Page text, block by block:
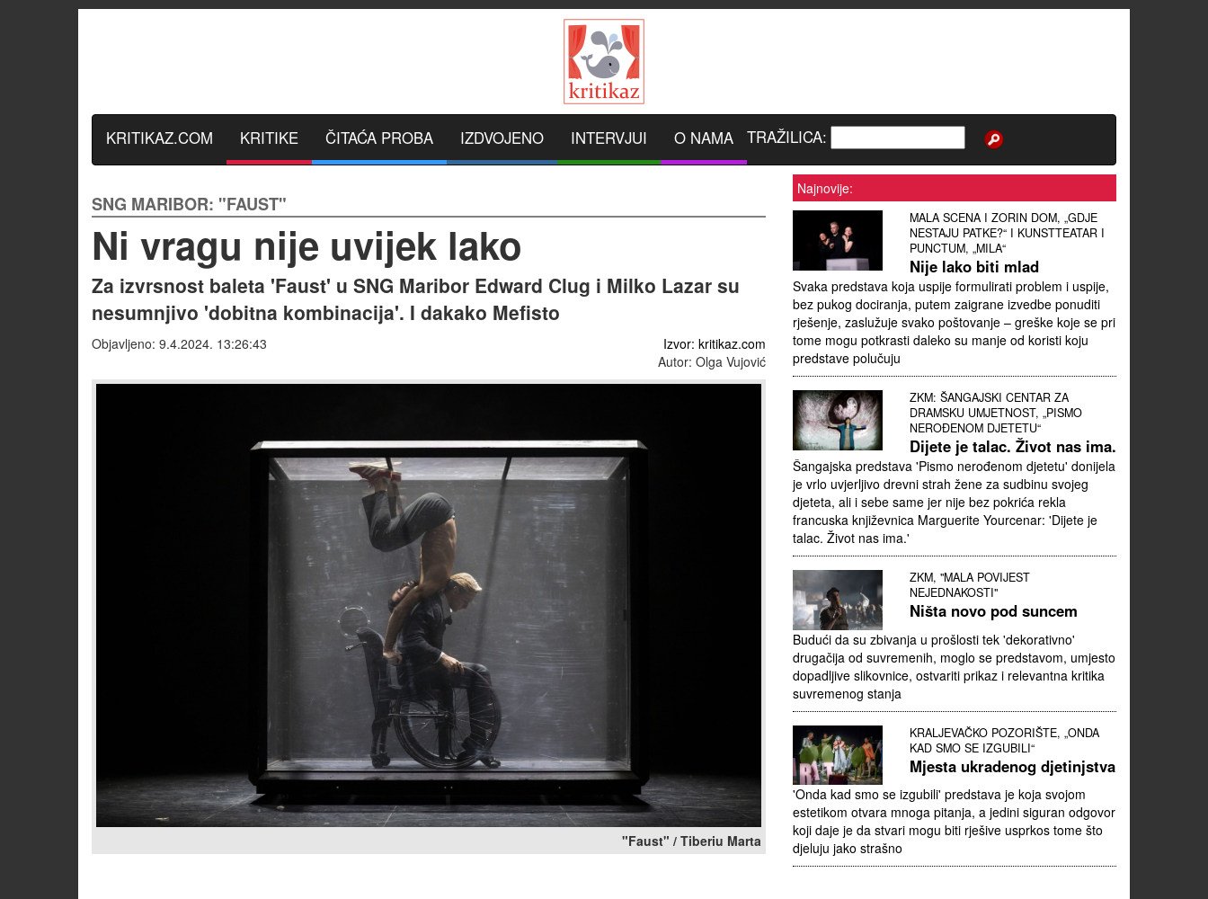
KRITIKAZ.COM KRITIKE ČITAĆA PROBA IZDVOJENO INTERVJUI O NAMA TRAŽILICA:
SNG MARIBOR: "FAUST"
Ni vragu nije uvijek lako
Za izvrsnost baleta 'Faust' u SNG Maribor Edward Clug i Milko Lazar su
nesumnjivo 'dobitna kombinacija'. I dakako Mefisto
Objavljeno: 9.4.2024. 13:26:43
Izvor: kritikaz.com
Autor: Olga Vujović
"Faust" / Tiberiu Marta
Najnovije:
MALA SCENA I ZORIN DOM, „GDJE
NESTAJU PATKE?“ I KUNSTTEATAR I
PUNCTUM, „MILA“
Nije lako biti mlad
Svaka predstava koja uspije formulirati problem i uspije,
bez pukog dociranja, putem zaigrane izvedbe ponuditi
rješenje, zaslužuje svako poštovanje – greške koje se pri
tome mogu potkrasti daleko su manje od koristi koju
predstave polučuju
ZKM: ŠANGAJSKI CENTAR ZA
DRAMSKU UMJETNOST, „PISMO
NEROĐENOM DJETETU“
Dijete je talac. Život nas ima.
Šangajska predstava 'Pismo nerođenom djetetu' donijela
je vrlo uvjerljivo drevni strah žene za sudbinu svojeg
djeteta, ali i sebe same jer nije bez pokrića rekla
francuska književnica Marguerite Yourcenar: 'Dijete je
talac. Život nas ima.'
ZKM, "MALA POVIJEST
NEJEDNAKOSTI"
Ništa novo pod suncem
Budući da su zbivanja u prošlosti tek 'dekorativno'
drugačija od suvremenih, moglo se predstavom, umjesto
dopadljive slikovnice, ostvariti prikaz i relevantna kritika
suvremenog stanja
KRALJEVAČKO POZORIŠTE, „ONDA
KAD SMO SE IZGUBILI“
Mjesta ukradenog djetinjstva
'Onda kad smo se izgubili' predstava je koja svojom
estetikom otvara mnoga pitanja, a jedini siguran odgovor
koji daje je da stvari mogu biti rješive usprkos tome što
djeluju jako strašno